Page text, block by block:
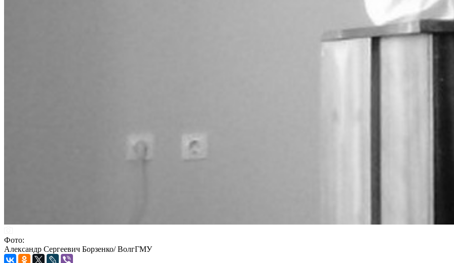
Фото:
Александр Сергеевич Борзенко/ ВолгГМУ